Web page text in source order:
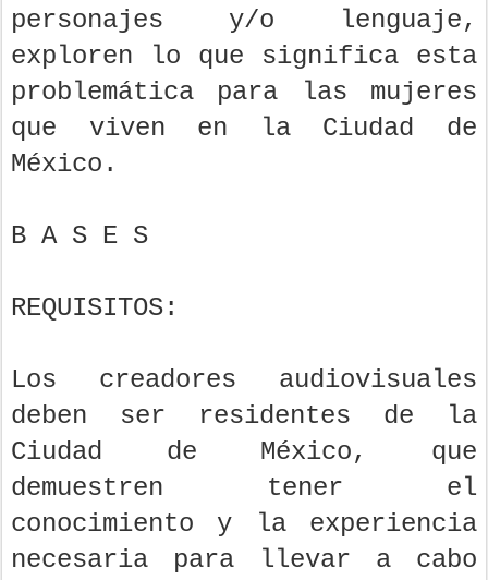
personajes y/o lenguaje,
exploren lo que significa esta
problemática para las mujeres
que viven en la Ciudad de
México.
B A S E S
REQUISITOS:
Los creadores audiovisuales
deben ser residentes de la
Ciudad de México, que
demuestren tener el
conocimiento y la experiencia
necesaria para llevar a cabo